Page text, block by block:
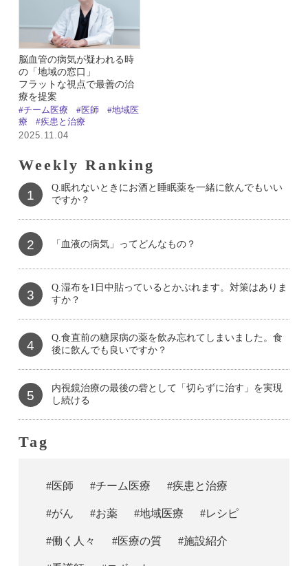
脳血管の病気が疑われる時
の「地域の窓口」
フラットな視点で最善の治
療を提案
#チーム医療 #医師
#地域医
療
#疾患と治療
2025.11.04
Weekly Ranking
1
Q.眠れないときにお酒と睡眠薬を一緒に飲んでもいい
ですか？
2 「血液の病気」ってどんなもの？
3
Q.湿布を1日中貼っているとかぶれます。対策はありま
すか？
4
Q.食直前の糖尿病の薬を飲み忘れてしまいました。食
後に飲んでも良いですか？
5
内視鏡治療の最後の砦として「切らずに治す」を実現
し続ける
Tag
#医師 #チーム医療 #疾患と治療
#がん #お薬 #地域医療 #レシピ
#働く人々 #医療の質 #施設紹介